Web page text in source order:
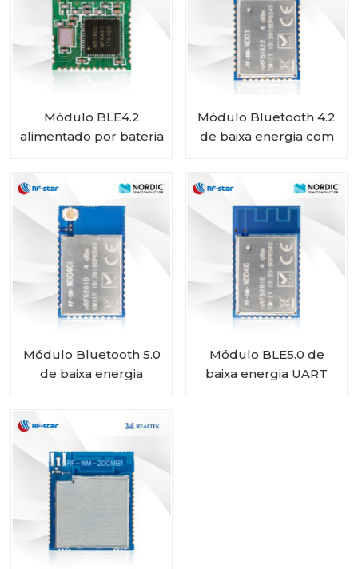
Módulo BLE4.2
alimentado por bateria
Módulo Bluetooth 4.2
de baixa energia com
Módulo Bluetooth 5.0
de baixa energia
nRF52810 RF-BM-
ND04CI
Módulo BLE5.0 de
baixa energia UART